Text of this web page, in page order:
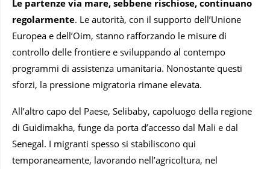
Le partenze via mare, sebbene rischiose, continuano
regolarmente. Le autorità, con il supporto dell’Unione
Europea e dell’Oim, stanno rafforzando le misure di
controllo delle frontiere e sviluppando al contempo
programmi di assistenza umanitaria. Nonostante questi
sforzi, la pressione migratoria rimane elevata.
All’altro capo del Paese, Selibaby, capoluogo della regione
di Guidimakha, funge da porta d’accesso dal Mali e dal
Senegal. I migranti spesso si stabiliscono qui
temporaneamente, lavorando nell’agricoltura, nel